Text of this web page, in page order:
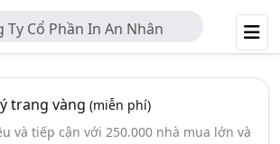
Ty Cổ Phần In An Nhân
trang vàng (miễn phí)
và tiếp cận với 250.000 nhà mua lớn và